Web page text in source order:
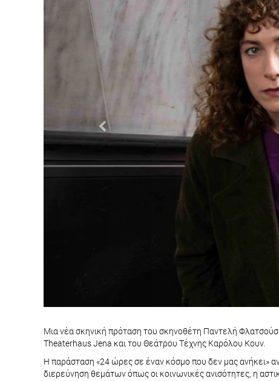
Μια νέα σκηνική πρόταση του σκηνοθέτη Παντελή
Theaterhaus Jena και του Θεάτρου Τέχνης Καρόλου Κουν.
Η παράσταση «24 ώρες σε έναν κόσμο που δεν μας ανήκει»
διερεύνηση θεμάτων όπως οι κοινωνικές ανισότητες, η